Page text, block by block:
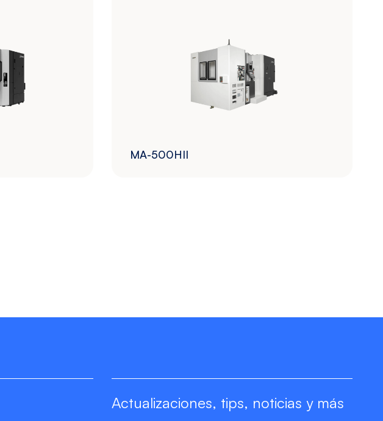
MA-500HII
Actualizaciones, tips, noticias y más